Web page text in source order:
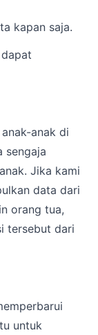
kapan saja.
anak di
sengaja
Jika kami
data dari
orang tua,
tersebut dari
untuk